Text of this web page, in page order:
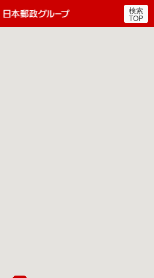
郵便局・日本郵政グルー
検索
TOP